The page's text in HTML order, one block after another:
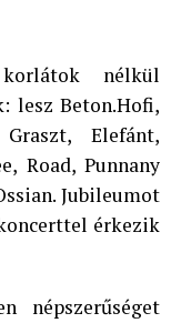
nélkül
lesz Beton.Hofi,
Elefánt,
Road, Punnany
Jubileumot
érkezik
népszerűséget